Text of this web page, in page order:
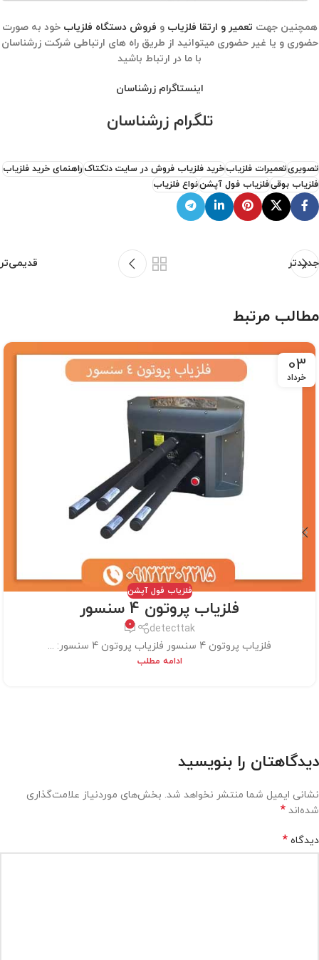
همچنین جهت تعمیر و ارتقا فلزیاب و فروش دستگاه فلزیاب خود به صورت
حضوری و یا غیر حضوری میتوانید از طریق راه های ارتباطی شرکت زرشناسان
با ما در ارتباط باشید
اینستاگرام زرشناسان
تلگرام زرشناسان
تصویریتعمیرات فلزیابخرید فلزیاب فروش در سایت دتکتاکراهنمای خرید فلزیاب
فلزیاب بوقیفلزیاب فول آپشننواع فلزیاب
جدیدتر قدیمی‌تر
مطالب مرتبط
03
خرداد
فلزیاب فول آپشن
فلزیاب پروتون 4 سنسور
detecttak
0
فلزیاب پروتون 4 سنسور فلزیاب پروتون 4 سنسور: ...
ادامه مطلب
دیدگاهتان را بنویسید
نشانی ایمیل شما منتشر نخواهد شد. بخش‌های موردنیاز علامت‌گذاری
شده‌اند *
دیدگاه *